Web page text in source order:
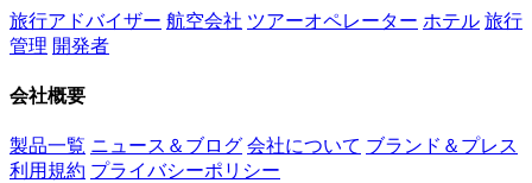
旅行アドバイザー 航空会社 ツアーオペレーター ホテル 旅行
管理 開発者
会社概要
製品一覧 ニュース＆ブログ 会社について ブランド＆プレス
利用規約 プライバシーポリシー